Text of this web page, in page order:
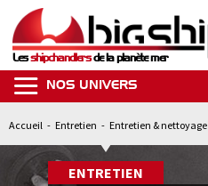
Lesshipchandlersde la planète mer
NOS UNIVERS
Accueil - Entretien - Entretien & nettoyage
ENTRETIEN